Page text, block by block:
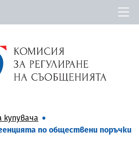
по обществени поръчки